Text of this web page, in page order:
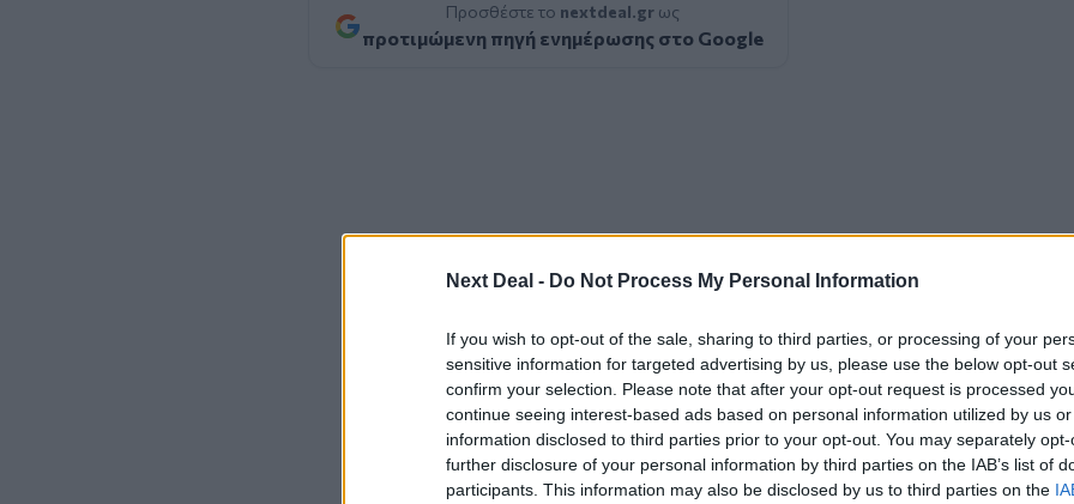
Next Deal - Do Not Process My Personal Information
If you wish to opt-out of the sale, sharing to third parties, or processing of your
sensitive information for targeted advertising by us, please use the below opt-out
confirm your selection. Please note that after your opt-out request is processed
continue seeing interest-based ads based on personal information utilized by us
information disclosed to third parties prior to your opt-out. You may separately
further disclosure of your personal information by third parties on the IAB’s list of
participants. This information may also be disclosed by us to third parties on the
Προσθέστε το nextdeal.grως
προτιμώμενη πηγή ενημέρωσης στο Google